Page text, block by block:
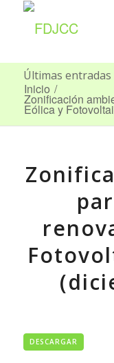
Últimas entradas
Inicio /
Zonificación
Eólica y
DESCARGAR